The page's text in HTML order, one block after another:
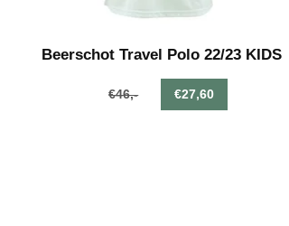
Beerschot Travel Polo 22/23 KIDS
€46,- €27,60